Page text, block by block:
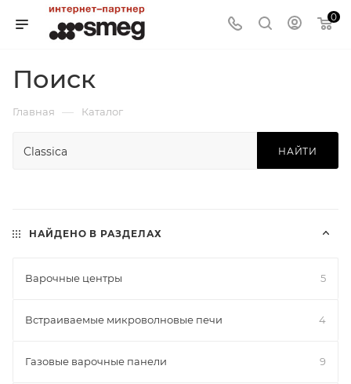
0
Поиск
Главная — Каталог
НАЙТИ
НАЙДЕНО В РАЗДЕЛАХ
Варочные центры 5
Встраиваемые микроволновые печи 4
Газовые варочные панели 9